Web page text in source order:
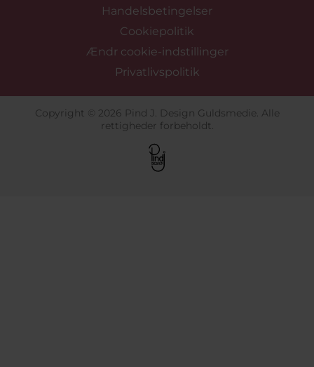
Handelsbetingelser
Cookiepolitik
Ændr cookie-indstillinger
Privatlivspolitik
Copyright © 2026 Pind J. Design Guldsmedie. Alle
rettigheder forbeholdt.